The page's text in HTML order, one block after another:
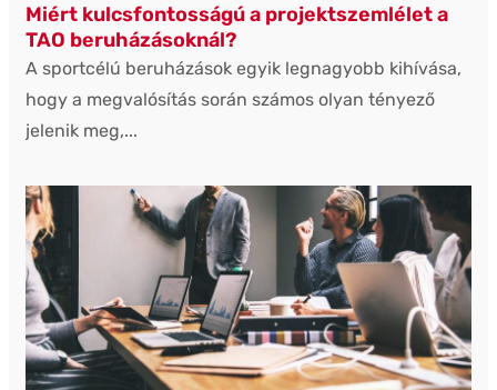
Miért kulcsfontosságú a projektszemlélet a
TAO beruházásoknál?
A sportcélú beruházások egyik legnagyobb kihívása,
hogy a megvalósítás során számos olyan tényező
jelenik meg,...